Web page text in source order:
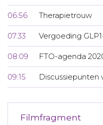
06:56 Therapietrouw
07:33 Vergoeding
08:09 FTO-agenda
09:15 Discussiepunten
Filmfragment